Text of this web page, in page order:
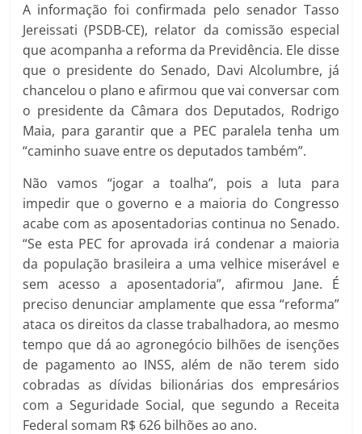
A informação foi confirmada pelo senador Tasso
Jereissati (PSDB-CE), relator da comissão especial
que acompanha a reforma da Previdência. Ele disse
que o presidente do Senado, Davi Alcolumbre, já
chancelou o plano e afirmou que vai conversar com
o presidente da Câmara dos Deputados, Rodrigo
Maia, para garantir que a PEC paralela tenha um
“caminho suave entre os deputados também”.
Não vamos “jogar a toalha”, pois a luta para
impedir que o governo e a maioria do Congresso
acabe com as aposentadorias continua no Senado.
“Se esta PEC for aprovada irá condenar a maioria
da população brasileira a uma velhice miserável e
sem acesso a aposentadoria”, afirmou Jane. É
preciso denunciar amplamente que essa “reforma”
ataca os direitos da classe trabalhadora, ao mesmo
tempo que dá ao agronegócio bilhões de isenções
de pagamento ao INSS, além de não terem sido
cobradas as dívidas bilionárias dos empresários
com a Seguridade Social, que segundo a Receita
Federal somam R$ 626 bilhões ao ano.